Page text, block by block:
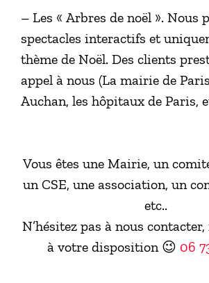
– Les « Arbres de noël ». Nous
spectacles interactifs et
thème de Noël. Des clients
appel à nous (La mairie de
Auchan, les hôpitaux de Paris,
Vous êtes une Mairie, un
un CSE, une association, un
etc..
N’hésitez pas à nous
à votre disposition 😉 06